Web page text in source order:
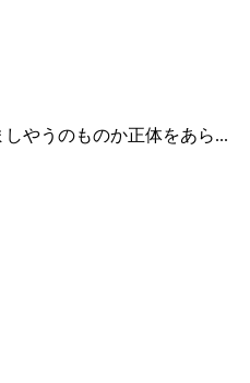
しやうのものか正体をあら...